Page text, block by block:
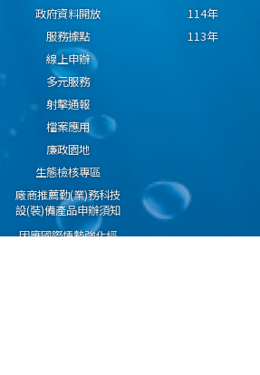
政府資料開放
服務據點
線上申辦
多元服務
射擊通報
檔案應用
廉政園地
生態檢核專區
廠商推薦勤(業)務科技
設(裝)備產品申辦須知
因應國際情勢強化經
114年
113年